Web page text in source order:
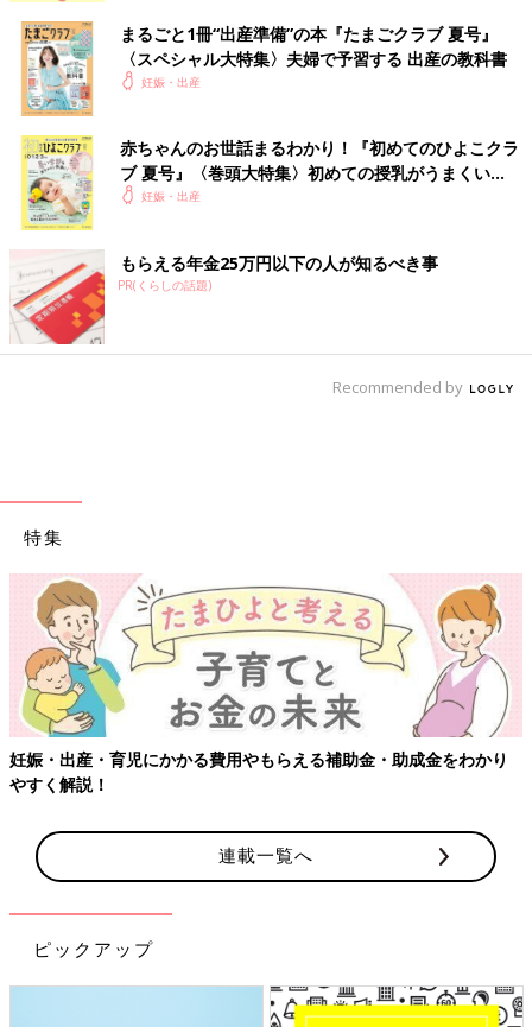
まるごと1冊“出産準備”の本『たまごクラブ 夏号』
〈スペシャル大特集〉夫婦で予習する 出産の教科書
妊娠・出産
赤ちゃんのお世話まるわかり！『初めてのひよこクラ
ブ 夏号』〈巻頭大特集〉初めての授乳がうまくい
く！ おっぱい・ミルクの基本と夏のトラブル 解決テ
妊娠・出産
もらえる年金25万円以下の人が知るべき事
PR(くらしの話題)
Recommended by
特集
【ワクチン接種できるものも】妊婦の感染症対策、知っておいて！
連載一覧へ
ピックアップ